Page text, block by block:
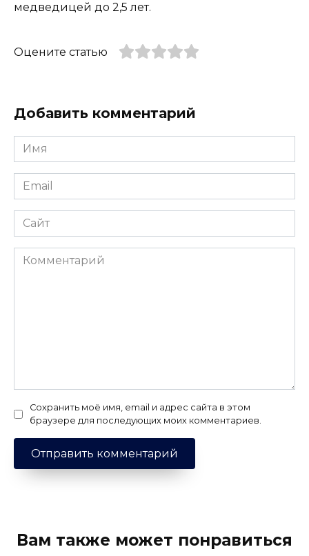
медведицей до 2,5 лет.
Оцените статью
Добавить комментарий
Имя
*
Email
*
Сайт
Комментарий
Сохранить моё имя, email и адрес сайта в этом
браузере для последующих моих комментариев.
Вам также может понравиться